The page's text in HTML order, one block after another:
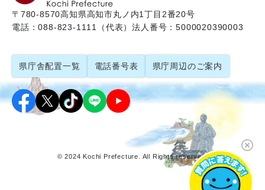
〒780-8570高知県高知市丸ノ内1丁目2番20号
電話：088-823-1111（代表）法人番号：5000020390003
県庁舎配置一覧 電話番号表 県庁周辺のご案内
© 2024 Kochi Prefecture. All Rights reserved.